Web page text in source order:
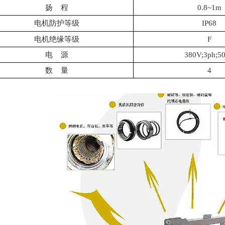
扬 程
0.8~1m
电机防护等级
IP68
电机绝缘等级
F
电
源
数
量 4